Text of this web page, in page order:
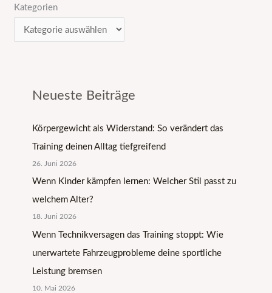
Kategorien
Neueste Beiträge
Körpergewicht als Widerstand: So verändert das
Training deinen Alltag tiefgreifend
26. Juni 2026
Wenn Kinder kämpfen lernen: Welcher Stil passt zu
welchem Alter?
18. Juni 2026
Wenn Technikversagen das Training stoppt: Wie
unerwartete Fahrzeugprobleme deine sportliche
Leistung bremsen
10. Mai 2026